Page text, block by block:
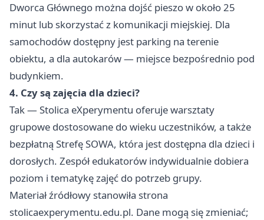
Dworca Głównego można dojść pieszo w około 25
minut lub skorzystać z komunikacji miejskiej. Dla
samochodów dostępny jest parking na terenie
obiektu, a dla autokarów — miejsce bezpośrednio pod
budynkiem.
4. Czy są zajęcia dla dzieci?
Tak — Stolica eXperymentu oferuje warsztaty
grupowe dostosowane do wieku uczestników, a także
bezpłatną Strefę SOWA, która jest dostępna dla dzieci i
dorosłych. Zespół edukatorów indywidualnie dobiera
poziom i tematykę zajęć do potrzeb grupy.
Materiał źródłowy stanowiła strona
stolicaexperymentu.edu.pl. Dane mogą się zmieniać;